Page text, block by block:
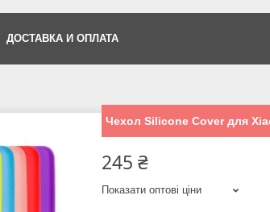
ДОСТАВКА И ОПЛАТА
Чехол Silicone Cover для
245 ₴
Показати оптові ціни